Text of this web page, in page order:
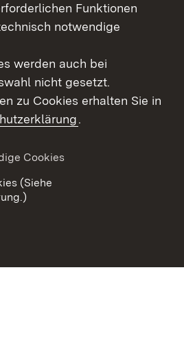
Erklärung zur
Funktionen
notwendige
werden auch bei
nicht gesetzt.
zu Cookies erhalten Sie in
.
Cookies
(Siehe